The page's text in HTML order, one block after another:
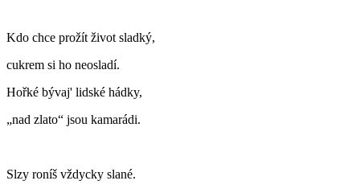
Kdo chce prožít život sladký,
cukrem si ho neosladí.
Hořké bývaj' lidské hádky,
„nad zlato“ jsou kamarádi.
Slzy roníš vždycky slané.